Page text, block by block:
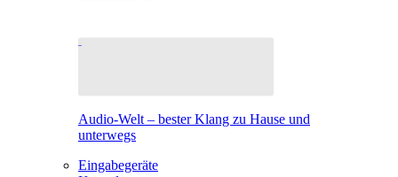
Audio-Welt – bester Klang zu Hause und
unterwegs
Eingabegeräte